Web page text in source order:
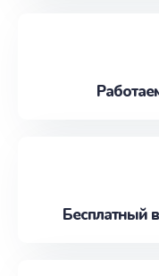
Бесплатный